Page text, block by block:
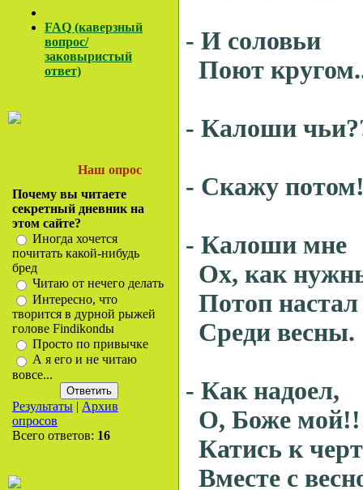
FAQ (каверзный
вопрос/
заковыристый
ответ)
Наш опрос
Почему вы читаете
секретный дневник на
этом сайте?
Иногда хочется
почитать какой-нибудь
бред
Читаю от нечего делать
Интересно, что
творится в дурной рыжей
голове Findikondы
Просто по привычке
А я его и не читаю
вовсе...
Результаты | Архив
опросов
Всего ответов: 16
- И соловьи
Поют
- Калоши
- Скажу
- Калоши мне
Ох, как
Потоп настал
Среди весны.
- Как надоел,
О, Боже
Катись к
Вместе с